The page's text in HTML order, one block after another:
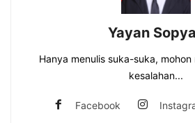
Yayan
Hanya menulis suka-suka,
kesalahan...
Facebook